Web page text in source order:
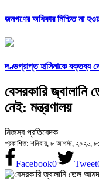
জনগণের অধিকার নিশ্চিত না
দণ্ডপ্রাপ্ত হাসিনাকে বক্তব্য
বেসরকারি জ্বালানি
নেই: মন্ত্রণালয়
নিজস্ব প্রতিবেদক
প্রকাশিত: শনিবার, ৮ আগস্ট, ২০২৬,
Facebook0 Tweet